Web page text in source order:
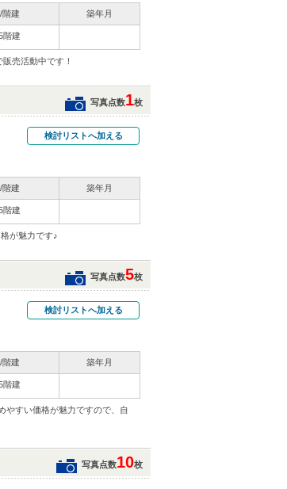
階建 築年月
階建
売活動中です！
写真点数1枚
検討リストへ加える
階建 築年月
階建
が魅力です♪
写真点数5枚
検討リストへ加える
階建 築年月
階建
やすい価格が魅力ですので、自
写真点数10枚